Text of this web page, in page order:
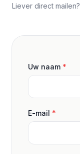
Liever direct mailen?
Uw naam *
E-mail *